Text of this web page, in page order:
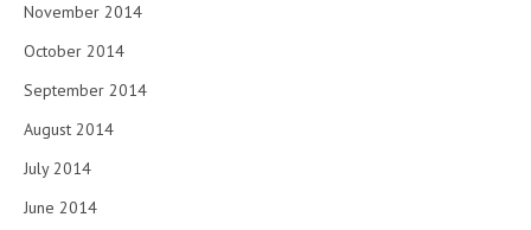
November 2014
October 2014
September 2014
August 2014
July 2014
June 2014